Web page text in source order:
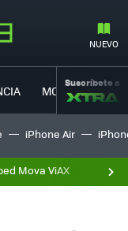
NUEVO
MOVILIDAD
Suscríbete a
iPhone Air
Mova ViAX